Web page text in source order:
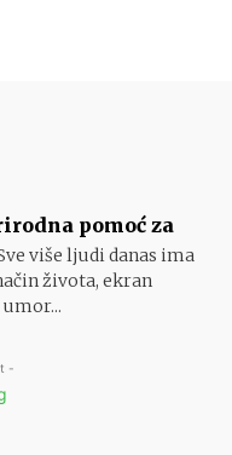
pomoć za
više ljudi danas ima
života, ekran
-